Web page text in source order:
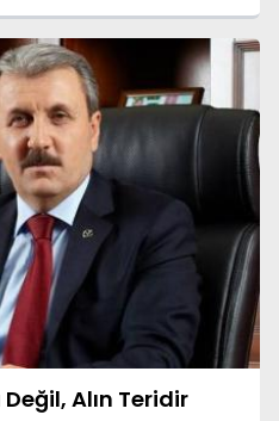
Alın Teridir